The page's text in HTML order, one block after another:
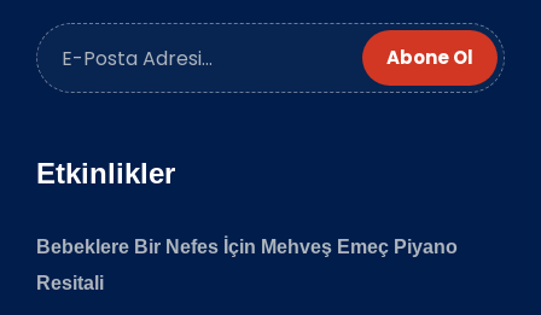
Abone Ol
Etkinlikler
Bebeklere Bir Nefes İçin Mehveş Emeç Piyano
Resitali